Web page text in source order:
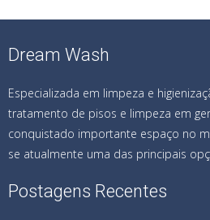
Dream Wash
Especializada em limpeza e
tratamento de pisos e limpeza em
conquistado importante espaço no
se atualmente uma das principais
Postagens Recentes